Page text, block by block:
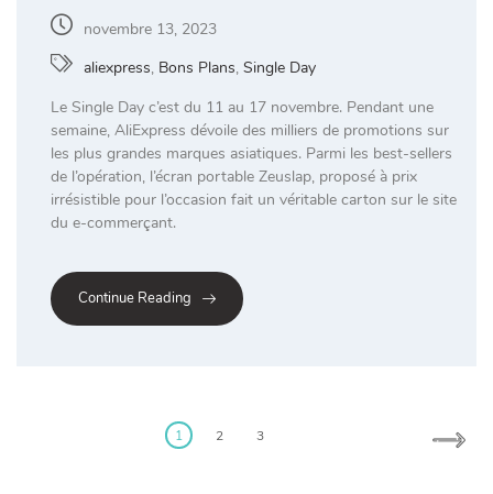
novembre 13, 2023
aliexpress, Bons Plans, Single Day
Le Single Day c’est du 11 au 17 novembre. Pendant une
semaine, AliExpress dévoile des milliers de promotions sur
les plus grandes marques asiatiques. Parmi les best-sellers
de l’opération, l’écran portable Zeuslap, proposé à prix
irrésistible pour l’occasion fait un véritable carton sur le site
du e-commerçant.
Continue Reading
1 2 3